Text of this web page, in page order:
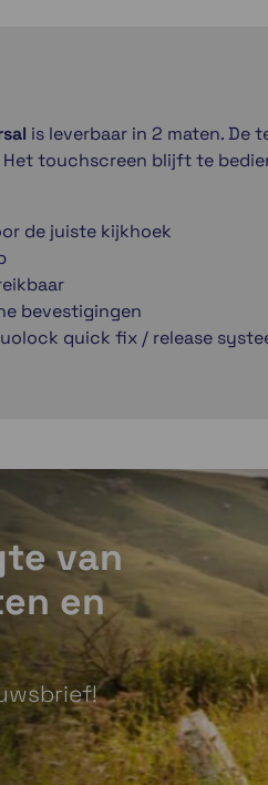
is leverbaar in 2 maten.
touchscreen blijft te
de juiste kijkhoek
bevestigingen
quick fix / release
van
en